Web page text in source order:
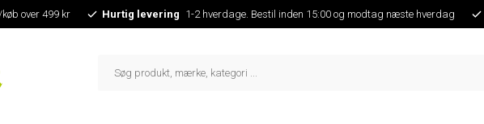
køb over 499 kr Hurtig levering 1-2 hverdage. Bestil inden 15:00 og modtag næste hverdag